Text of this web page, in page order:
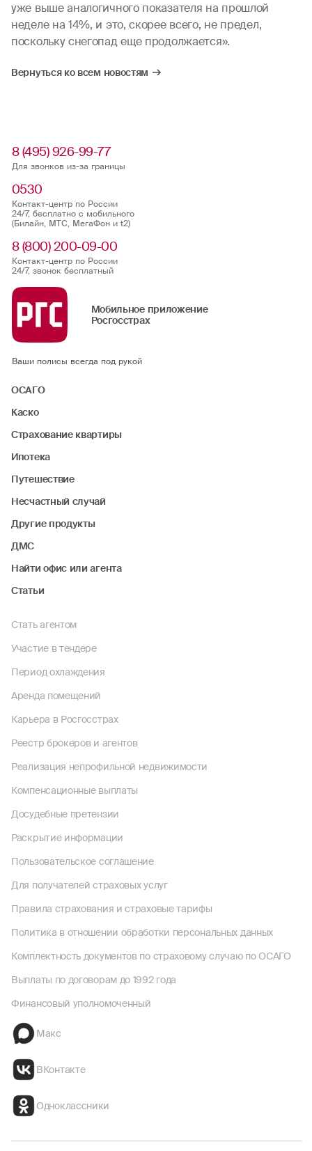
уже выше аналогичного показателя на прошлой
неделе на 14%, и это, скорее всего, не предел,
поскольку снегопад еще продолжается».
Вернуться ко всем новостям
8 (495) 926-99-77
Для звонков из-за границы
0530
Контакт-центр по России
24/7, бесплатно с мобильного
(Билайн, МТС, МегаФон и t2)
8 (800) 200-09-00
Контакт-центр по России
24/7, звонок бесплатный
Мобильное приложение
Росгосстрах
Ваши полисы всегда под рукой
ОСАГО
Каско
Страхование квартиры
Ипотека
Путешествие
Несчастный случай
Другие продукты
ДМС
Найти офис или агента
Статьи
Стать агентом
Участие в тендере
Период охлаждения
Аренда помещений
Карьера в Росгосстрах
Реестр брокеров и агентов
Реализация непрофильной недвижимости
Компенсационные выплаты
Досудебные претензии
Раскрытие информации
Пользовательское соглашение
Для получателей страховых услуг
Правила страхования и страховые тарифы
Политика в отношении обработки персональных данных
Комплектность документов по страховому случаю по ОСАГО
Выплаты по договорам до 1992 года
Финансовый уполномоченный
Макс
ВКонтакте
Одноклассники